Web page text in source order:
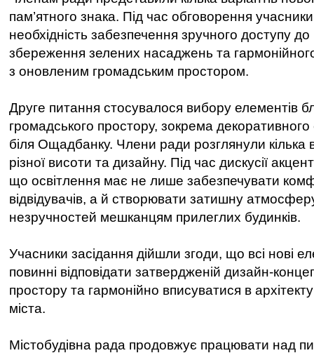
пам’ятного знака. Під час обговорення
необхідність забезпечення зручного доступу до
збереження зелених насаджень та
з оновленим громадським простором.
Друге питання стосувалося вибору елементів
громадського простору, зокрема декоративного
біля Ощадбанку. Члени ради розглянули кілька
різної висоти та дизайну. Під час дискусії
що освітлення має не лише забезпечувати
відвідувачів, а й створювати затишну
незручностей мешканцям прилеглих будинків.
Учасники засідання дійшли згоди, що всі нові
повинні відповідати затвердженій дизайн-
простору та гармонійно вписуватися в
міста.
Містобудівна рада продовжує працювати над